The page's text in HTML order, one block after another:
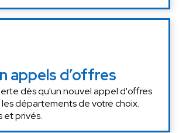
appels d’offres
dès qu'un nouvel appel d'offres
départements de votre choix.
et privés.